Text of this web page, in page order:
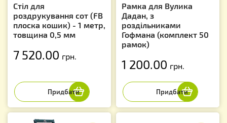
Стіл для
роздрукування сот (FB
плоска кошик) - 1 метр,
товщина 0,5 мм
7 520.00 грн.
Рамка для Вулика
Дадан, з
роздільниками
Гофмана (комплект 50
рамок)
1 200.00 грн.